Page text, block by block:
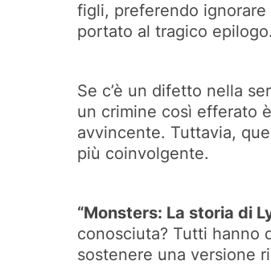
figli, preferendo
portato al tragico epilogo.
Se c’è un difetto nella
un crimine così efferato
avvincente. Tuttavia,
più coinvolgente.
“Monsters: La storia di
conosciuta? Tutti hanno
sostenere una versione